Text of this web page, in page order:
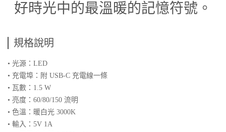
好時光中的最溫暖的記憶符號。
規格說明
• 光源：LED
• 充電埠：附 USB-C 充電線一條
• 瓦數：1.5 W
• 亮度：60/80/150 流明
• 色溫：暖白光 3000K
• 輸入：5V 1A